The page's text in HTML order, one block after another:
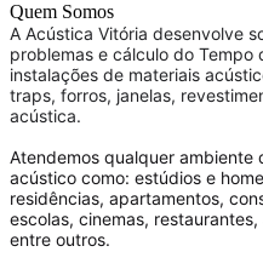
Quem Somos
A Acústica Vitória desenvolve
problemas e cálculo do Tempo
instalações de materiais
traps, forros, janelas,
acústica.
Atendemos qualquer
acústico como: estúdios e
residências, apartamentos,
escolas, cinemas,
entre outros.